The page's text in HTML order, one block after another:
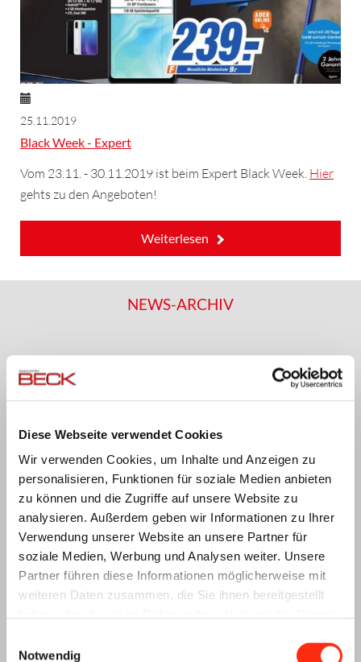
Diese Webseite verwendet Cookies
Wir verwenden Cookies, um Inhalte und Anzeigen zu
personalisieren, Funktionen für soziale Medien anbieten
zu können und die Zugriffe auf unsere Website zu
analysieren. Außerdem geben wir Informationen zu Ihrer
Verwendung unserer Website an unsere Partner für
soziale Medien, Werbung und Analysen weiter. Unsere
Partner führen diese Informationen möglicherweise mit
weiteren Daten zusammen, die Sie ihnen bereitgestellt
Notwendig
25.11.2019
Black Week - Expert
Vom 23.11. - 30.11.2019 ist beim Expert Black Week. Hier
gehts zu den Angeboten!
Weiterlesen
NEWS-ARCHIV
Juli 2025(3 Einträge)
Mai 2025(4 Einträge)
April 2025(7 Einträge)
März 2025(2 Einträge)
Februar 2025(5 Einträge)
Januar 2025 (3 Einträge)
November 2024(4 Einträge)
September 2024
August 2024(3 Einträge)
Juli 2024(3 Einträge)
Mai 2024(5 Einträge)
April 2024(4 Einträge)
März 2024(5 Einträge)
Februar 2024(3 Einträge)
Januar 2024(3 Einträge)
2023
2022
(1 Eintrag)